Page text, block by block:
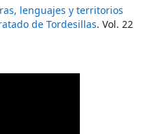
lenguajes y territorios
de Tordesillas. Vol. 22